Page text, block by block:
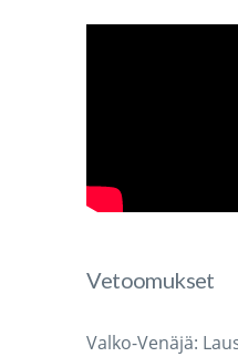
Vetoomukset
Valko-Venäjä: